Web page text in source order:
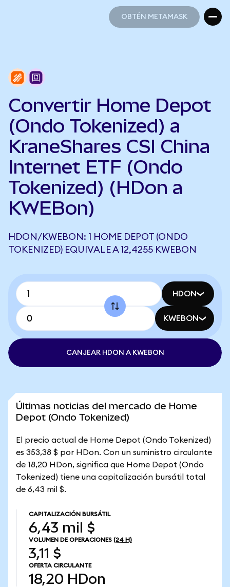
OBTÉN METAMASK
Convertir Home Depot
(Ondo Tokenized) a
KraneShares CSI China
Internet ETF (Ondo
Tokenized) (HDon a
KWEBon)
HDON/KWEBON: 1 HOME DEPOT (ONDO
TOKENIZED) EQUIVALE A 12,4255 KWEBON
HDON
KWEBON
CANJEAR HDON A KWEBON
Últimas noticias del mercado de Home
Depot (Ondo Tokenized)
El precio actual de Home Depot (Ondo Tokenized)
es 353,38 $ por HDon. Con un suministro circulante
de 18,20 HDon, significa que Home Depot (Ondo
Tokenized) tiene una capitalización bursátil total
de 6,43 mil $.
CAPITALIZACIÓN BURSÁTIL
6,43 mil $
VOLUMEN DE OPERACIONES (24 H)
3,11 $
OFERTA CIRCULANTE
18,20 HDon